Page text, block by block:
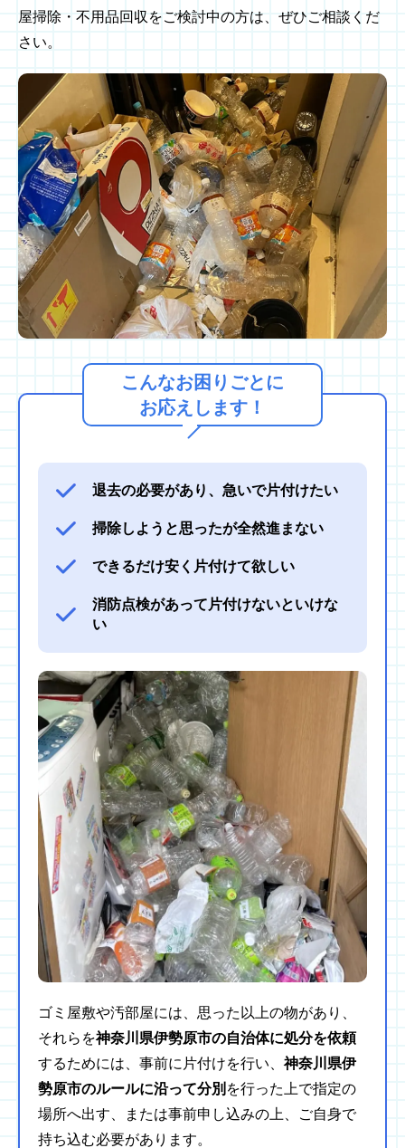
屋掃除・不用品回収をご検討中の方は、ぜひご相談くだ
さい。
こんなお困りごとに
お応えします！
退去の必要があり、急いで片付けたい
掃除しようと思ったが全然進まない
できるだけ安く片付けて欲しい
消防点検があって片付けないといけな
い
ゴミ屋敷や汚部屋には、思った以上の物があり、
それらを神奈川県伊勢原市の自治体に処分を依頼
するためには、事前に片付けを行い、神奈川県伊
勢原市のルールに沿って分別 を行った上で指定の
場所へ出す、または事前申し込みの上、ご自身で
持ち込む必要があります。